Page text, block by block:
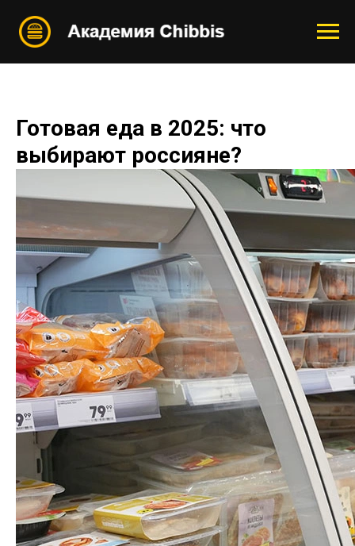
Готовая еда в 2025: что
выбирают россияне?